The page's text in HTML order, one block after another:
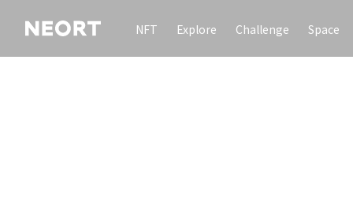
NFT Explore Challenge Space